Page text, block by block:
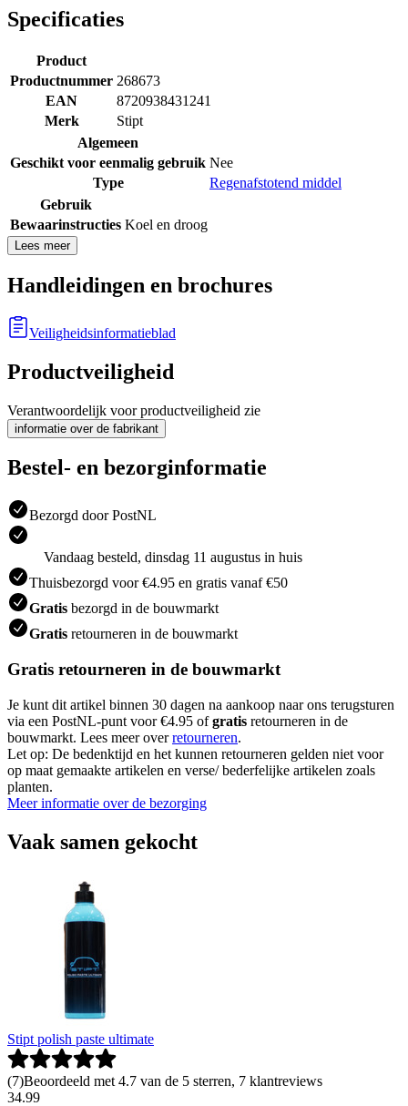
Specificaties
Product
Productnummer 268673
EAN
8720938431241
Merk
Stipt
Algemeen
Geschikt voor eenmalig gebruik Nee
Type
Regenafstotend middel
Gebruik
Bewaarinstructies Koel en droog
Lees meer
Handleidingen en brochures
Veiligheidsinformatieblad
Productveiligheid
Verantwoordelijk voor productveiligheid zie
informatie over de fabrikant
Bestel- en bezorginformatie
Bezorgd door PostNL
Vandaag besteld, dinsdag 11 augustus in huis
Thuisbezorgd voor €4.95 en gratis vanaf €50
Gratis bezorgd in de bouwmarkt
Gratis retourneren in de bouwmarkt
Gratis retourneren in de bouwmarkt
Je kunt dit artikel binnen 30 dagen na aankoop naar ons terugsturen
via een PostNL-punt voor €4.95 ofgratis retourneren in de
bouwmarkt. Lees meer overretourneren.
Let op: De bedenktijd en het kunnen retourneren gelden niet voor
op maat gemaakte artikelen en verse/ bederfelijke artikelen zoals
planten.
Meer informatie over de bezorging
Vaak samen gekocht
Stipt polish paste ultimate
(7)Beoordeeld met 4.7 van de 5 sterren, 7 klantreviews
34.99